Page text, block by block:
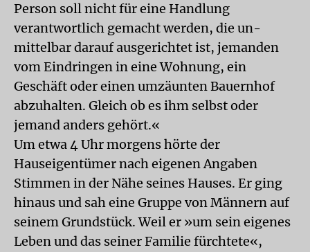
Person soll nicht für eine Handlung
verantwortlich gemacht werden, die un-
mittelbar darauf ausgerichtet ist, jemanden
vom Eindringen in eine Wohnung, ein
Geschäft oder einen umzäunten Bauernhof
abzuhalten. Gleich ob es ihm selbst oder
jemand anders gehört.«
Um etwa 4 Uhr morgens hörte der
Hauseigentümer nach eigenen Angaben
Stimmen in der Nähe seines Hauses. Er ging
hinaus und sah eine Gruppe von Männern auf
seinem Grundstück. Weil er »um sein eigenes
Leben und das seiner Familie fürchtete«,